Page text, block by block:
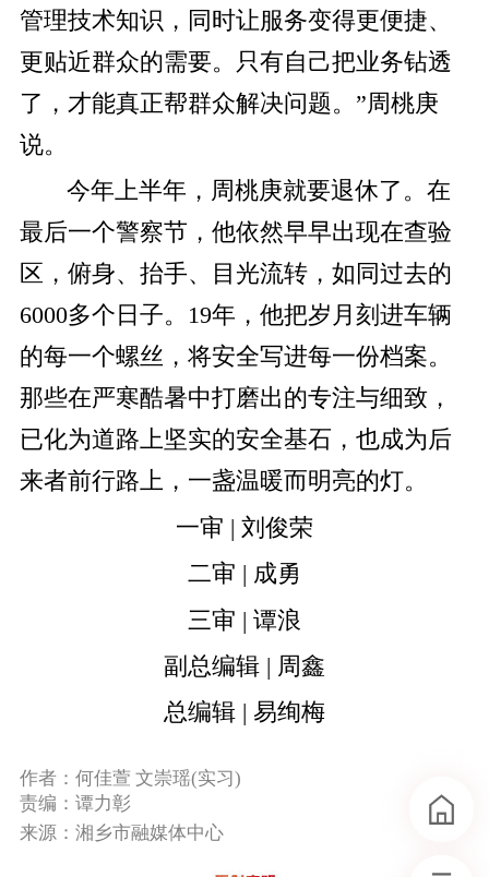
管理技术知识，同时让服务变得更便捷、
更贴近群众的需要。只有自己把业务钻透
了，才能真正帮群众解决问题。”周桃庚
说。
今年上半年，周桃庚就要退休了。在
最后一个警察节，他依然早早出现在查验
区，俯身、抬手、目光流转，如同过去的
6000多个日子。19年，他把岁月刻进车辆
的每一个螺丝，将安全写进每一份档案。
那些在严寒酷暑中打磨出的专注与细致，
已化为道路上坚实的安全基石，也成为后
来者前行路上，一盏温暖而明亮的灯。
一审 | 刘俊荣
二审 | 成勇
三审 | 谭浪
副总编辑 | 周鑫
总编辑 | 易绚梅
作者：何佳萱 文崇瑶(实习)
责编：谭力彰
来源：湘乡市融媒体中心